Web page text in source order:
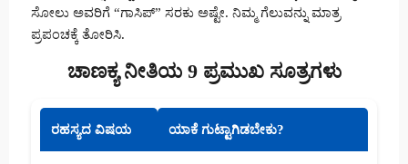
ಸೋಲು ಅವರಿಗೆ “ಗಾಸಿಪ್” ಸರಕು ಅಷ್ಟೇ. ನಿಮ್ಮ ಗೆಲುವನ್ನು ಮಾತ್ರ
ಪ್ರಪಂಚಕ್ಕೆ ತೋರಿಸಿ.
ಚಾಣಕ್ಯ ನೀತಿಯ 9 ಪ್ರಮುಖ ಸೂತ್ರಗಳು
ರಹಸ್ಯದ ವಿಷಯ ಯಾಕೆ ಗುಟ್ಟಾಗಿಡಬೇಕು?